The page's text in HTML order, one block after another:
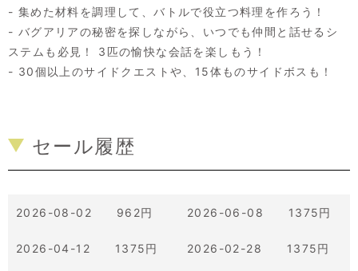
- 集めた材料を調理して、バトルで役立つ料理を作ろう！
- バグアリアの秘密を探しながら、いつでも仲間と話せるシ
ステムも必見！ 3匹の愉快な会話を楽しもう！
- 30個以上のサイドクエストや、15体ものサイドボスも！
セール履歴
2026-08-02 962円 2026-06-08 1375円
2026-04-12 1375円 2026-02-28 1375円